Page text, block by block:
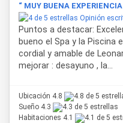
en Ushuaiaadecuada
para viajes de negocios,
“ MUY BUENA EXPERIENCIA
Opinión
Puntos a destacar:
bueno el Spa y la Piscina
cordial y amable de
mejorar : desayuno , la...
Ubicación 4.8
Sueño 4.3
Habitaciones 4.1